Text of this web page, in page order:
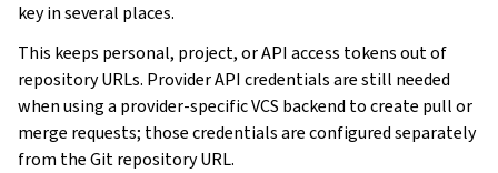
key in several places.
This keeps personal, project, or API access tokens out of
repository URLs. Provider API credentials are still needed
when using a provider-specific VCS backend to create pull or
merge requests; those credentials are configured separately
from the Git repository URL.